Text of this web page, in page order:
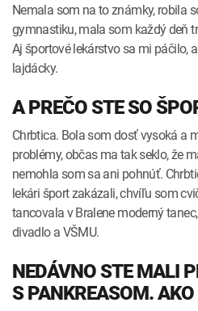
Nemala som na to známky, robila
gymnastiku, mala som každý deň
Aj športové lekárstvo sa mi páčilo,
lajdácky.
A PREČO STE SO
Chrbtica. Bola som dosť vysoká a
problémy, občas ma tak seklo, že
nemohla som sa ani pohnúť.
lekári šport zakázali, chvíľu som
tancovala v Bralene moderný
divadlo a VŠMU.
NEDÁVNO STE MALI
S PANKREASOM.